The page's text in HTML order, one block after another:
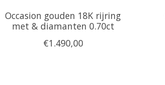
Occasion gouden 18K rijring
met & diamanten 0.70ct
€1.490,00